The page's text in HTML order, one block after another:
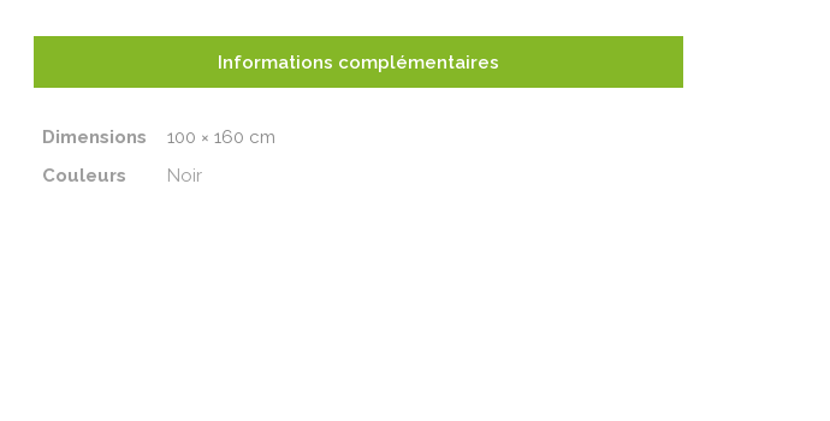
Informations complémentaires
Dimensions
100 × 160 cm
Couleurs
Noir